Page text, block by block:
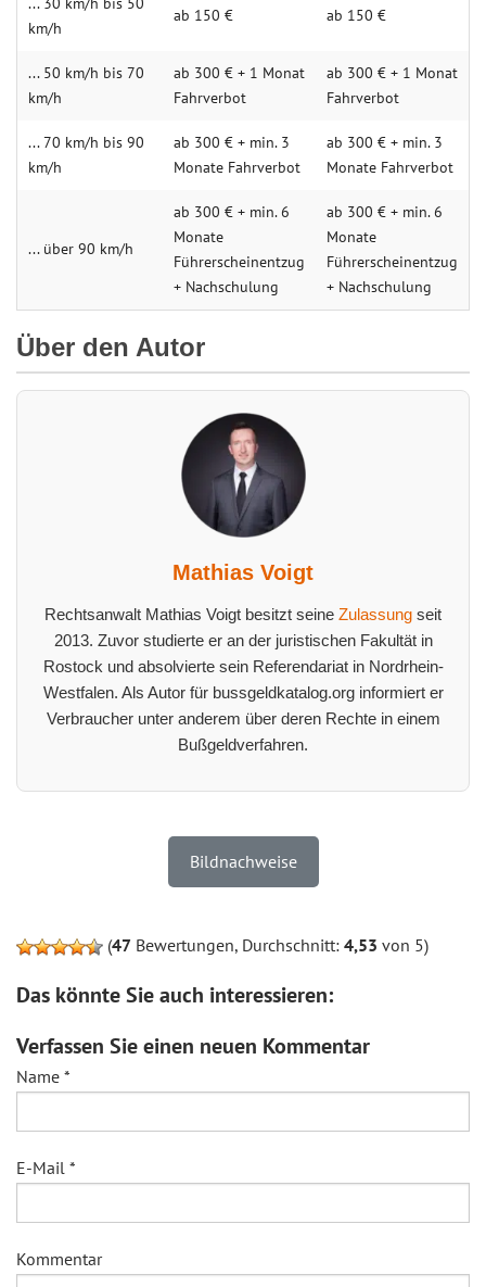
km/h
ab 150 € ab 150 €
... 50 km/h bis 70
km/h
ab 300 € + 1 Monat
Fahrverbot
ab 300 € + 1 Monat
Fahrverbot
... 70 km/h bis 90
km/h
ab 300 € + min. 3
Monate Fahrverbot
ab 300 € + min. 3
Monate Fahrverbot
... über 90 km/h
ab 300 € + min. 6
Monate
Führerscheinentzug
+ Nachschulung
ab 300 € + min. 6
Monate
Führerscheinentzug
+ Nachschulung
Über den Autor
Mathias Voigt
Rechtsanwalt Mathias Voigt besitzt seine Zulassung seit
2013. Zuvor studierte er an der juristischen Fakultät in
Rostock und absolvierte sein Referendariat in Nordrhein-
Westfalen. Als Autor für bussgeldkatalog.org informiert er
Verbraucher unter anderem über deren Rechte in einem
Bußgeldverfahren.
Bildnachweise
(47 Bewertungen, Durchschnitt: 4,53 von 5)
Das könnte Sie auch interessieren:
Verfassen Sie einen neuen Kommentar
Name *
E-Mail *
Kommentar